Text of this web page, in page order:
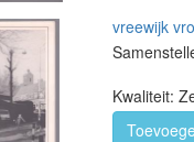
vreewijk
Kwaliteit: